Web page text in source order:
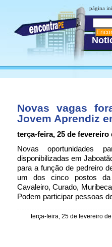
página
Novas vagas
Jovem Aprendiz
terça-feira, 25 de fevereiro
Novas oportunidades
disponibilizadas em
para a função de pedreiro
um dos cinco postos da
Cavaleiro, Curado,
Podem participar pessoas
terça-feira, 25 de fevereiro